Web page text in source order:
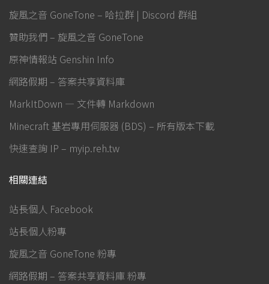
旋風之音 GoneTone – 哈拉群 | Discord 群組
贊助我們 – 旋風之音 GoneTone
原神情報站 Genshin Info
網路假期 – 答案共享資料庫
MarkItDown — 文件轉 Markdown
Minecraft 基岩專用伺服器 (BDS) – 所有版本下載
快速查詢 IP – myip.reh.tw
相關連結
站長個人 Facebook
站長個人粉專
旋風之音 GoneTone 粉專
網路假期 – 答案共享資料庫 粉專